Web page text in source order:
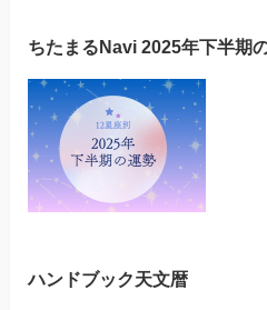
ちたまるNavi 2025年下半期
ハンドブック天文暦